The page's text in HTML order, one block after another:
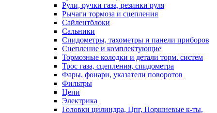
Рули, ручки газа, резинки руля
Рычаги тормоза и сцепления
Сайлентблоки
Сальники
Спидометры, тахометры и панели приборов
Сцепление и комплектующие
Тормозные колодки и детали торм. систем
Трос газа, сцепления, спидометра
Фары, фонари, указатели поворотов
Фильтры
Цепи
Электрика
Головки цилиндра, Цпг, Поршневые к-ты,